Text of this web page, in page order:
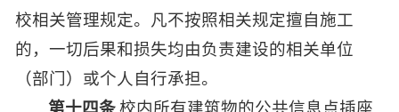
校相关管理规定。凡不按照相关规定擅自施工
的，一切后果和损失均由负责建设的相关单位
（部门）或个人自行承担。
第十四条 校内所有建筑物的公共信息点插座